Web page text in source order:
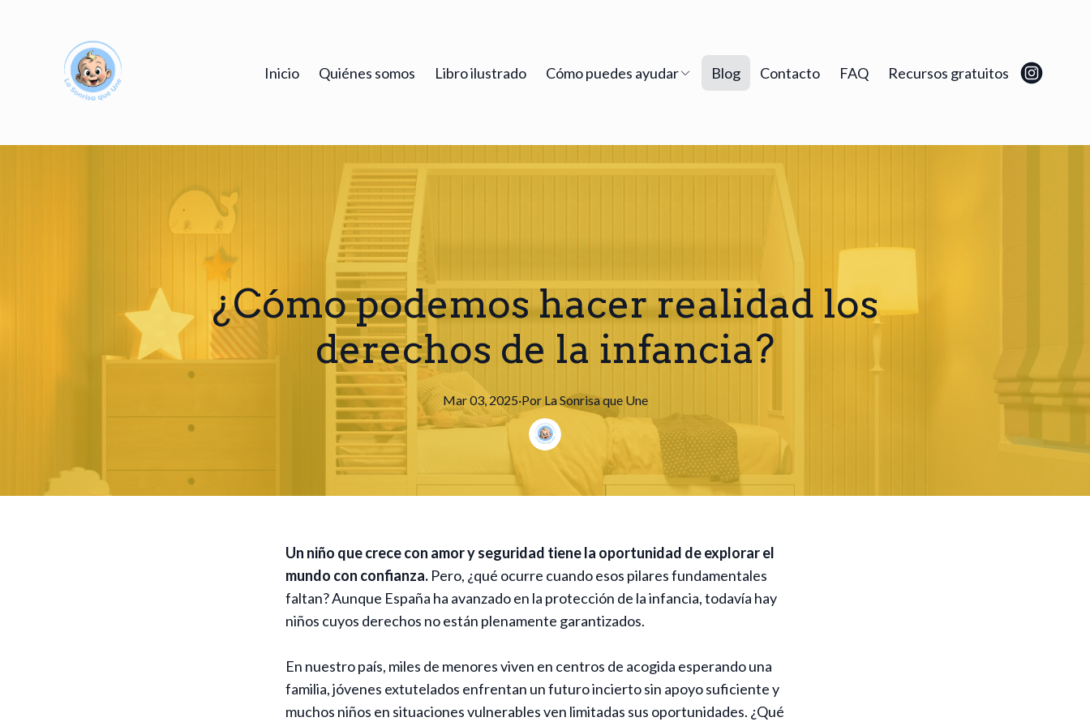
Inicio Quiénes somos Libro ilustrado Cómo puedes ayudar Blog Contacto FAQ Recursos gratuitos
¿Cómo podemos hacer realidad los
derechos de la infancia?
Mar 03, 2025·Por LaSonrisa que Une
Un niño que crece con amor y seguridad tiene la oportunidad de explorar el
mundo con confianza. Pero, ¿qué ocurre cuando esos pilares fundamentales
faltan? Aunque España ha avanzado en la protección de la infancia, todavía hay
niños cuyos derechos no están plenamente garantizados.
En nuestro país, miles de menores viven en centros de acogida esperando una
familia, jóvenes extutelados enfrentan un futuro incierto sin apoyo suficiente y
muchos niños en situaciones vulnerables ven limitadas sus oportunidades. ¿Qué